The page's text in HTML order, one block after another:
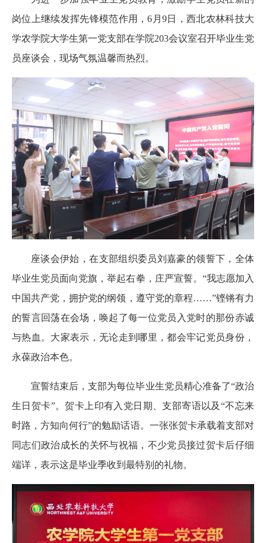
岗位上继续发挥先锋模范作用，6月9日，西北农林科技大
学农学院大学生第一党支部在学院203会议室召开毕业生党
员座谈会，现场气氛温馨而热烈。
座谈会伊始，在支部组织委员刘嘉豪的领誓下，全体
毕业生党员面向党旗，举起右拳，庄严宣誓。“我志愿加入
中国共产党，拥护党的纲领，遵守党的章程……”铿锵有力
的誓言回荡在会场，唤起了每一位党员入党时的那份赤诚
与热血。大家表示，无论走到哪里，都会牢记党员身份，
永葆政治本色。
宣誓结束后，支部为每位毕业生党员精心准备了“政治
生日贺卡”。贺卡上印有入党日期、支部寄语以及“不忘来
时路，方知向何行”的勉励话语。一张张贺卡承载着支部对
同志们政治成长的关怀与祝福，不少党员接过贺卡后仔细
端详，表示这是毕业季收到最特别的礼物。